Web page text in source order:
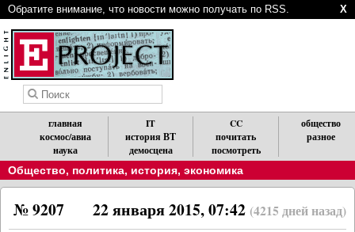
Обратите внимание, что новости можно получать по RSS. X
главная
космос/авиа
наука
IT
история ВТ
демосцена
CC
почитать
посмотреть
общество
разное
Общество, политика, история, экономика
22 января 2015, 07:42 (4215 дней назад)
№ 9207